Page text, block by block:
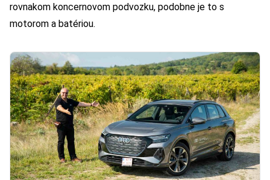
rovnakom koncernovom podvozku, podobne je to s
motorom a batériou.